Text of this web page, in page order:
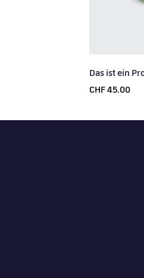
Das ist ein
Price
CHF 45.00